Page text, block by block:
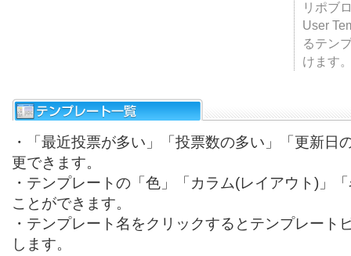
リポブ
User
るテン
けます
・「最近投票が多い」「投票数の多い」「更新日
更できます。
・テンプレートの「色」「カラム(レイアウト)」
ことができます。
・テンプレート名をクリックするとテンプレート
します。